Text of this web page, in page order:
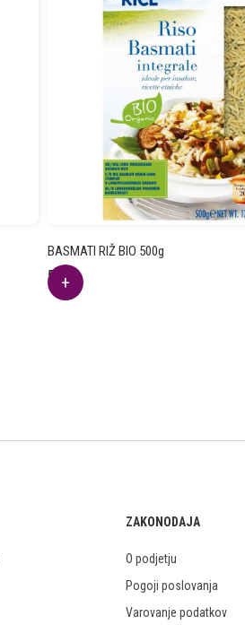
BASMATI RIŽ BIO 500g
5.67
€
ZAKONODAJA
O podjetju
Pogoji poslovanja
Varovanje podatkov